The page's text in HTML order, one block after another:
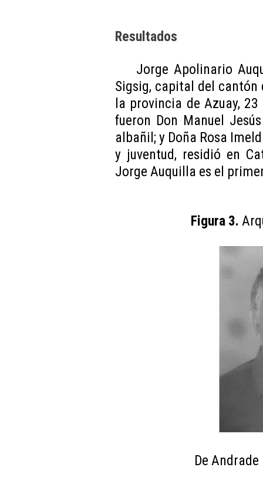
Resultados
Jorge Apolinario
Sigsig, capital del
la provincia de Azuay,
fueron Don Manuel
albañil; y Doña Rosa
y juventud, residió en
Jorge Auquilla es el
Figura 3.
De